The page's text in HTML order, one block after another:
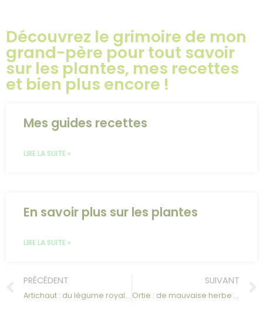
Découvrez le grimoire de mon
grand-père pour tout savoir
sur les plantes, mes recettes
et bien plus encore !
Mes guides recettes
LIRE LA SUITE »
En savoir plus sur les plantes
LIRE LA SUITE »
PRÉCÉDENT
Artichaut : du légume royal au remède hépato-digestif
SUIVANT
Ortie : de mauvaise herbe à trésor médicinal, l’histoire d’une plante injustement redoutée